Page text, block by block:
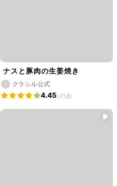
ナスと豚肉の生姜焼き
クラシル公式
4.45(718)